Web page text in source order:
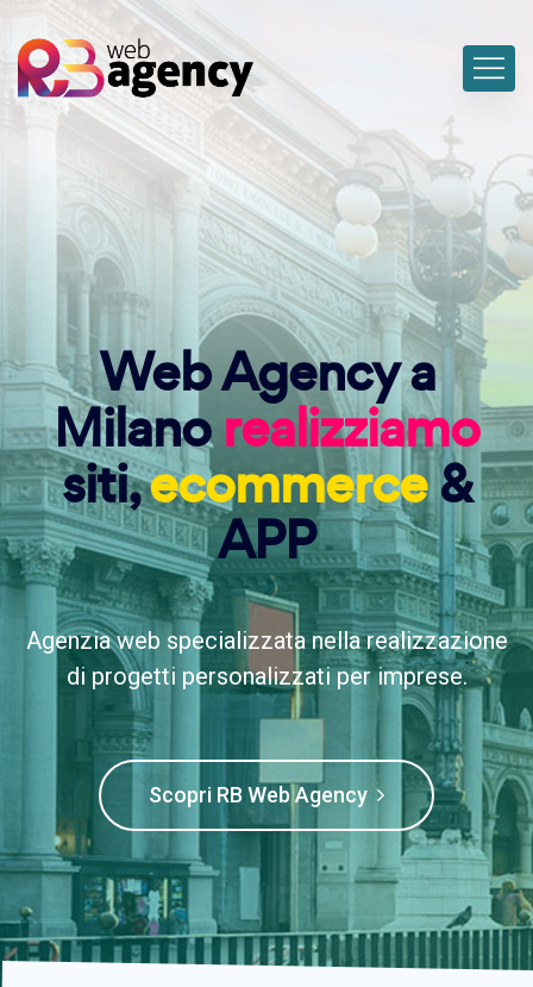
Web Agency a
Milanorealizziamo
siti,ecommerce&
APP
Agenzia web specializzata nella realizzazione
di progetti personalizzati per imprese.
Scopri RB Web Agency